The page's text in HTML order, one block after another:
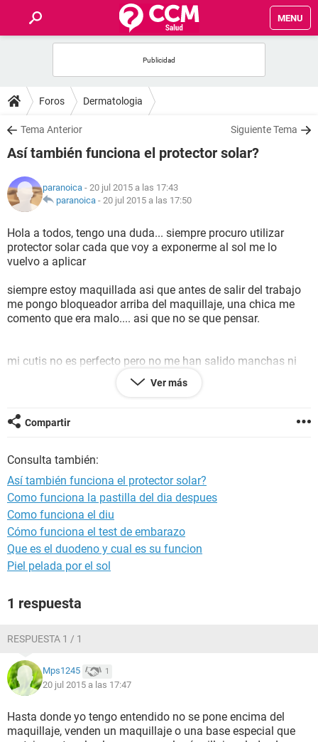
MENU
FOROS
SALUD
NUTRICIÓN
BIENESTAR
GLOSARIO
Foros Dermatologia
Tema Anterior Siguiente Tema
Así también funciona el protector solar?
paranoica - 20 jul 2015 a las 17:43
paranoica - 20 jul 2015 a las 17:50
Hola a todos, tengo una duda... siempre procuro utilizar
protector solar cada que voy a exponerme al sol me lo
vuelvo a aplicar
siempre estoy maquillada asi que antes de salir del trabajo
me pongo bloqueador arriba del maquillaje, una chica me
comento que era malo.... asi que no se que pensar.
mi cutis no es perfecto pero no me han salido manchas ni
nada por el estilo y tengo un buen tiempo haciendo esto
creen que esto esta bien Y/O que me recomiendan
gracias y saludos!
Ver más
Compartir
Consulta también:
Así también funciona el protector solar?
Como funciona la pastilla del dia despues
Como funciona el diu
Cómo funciona el test de embarazo
Que es el duodeno y cual es su funcion
Piel pelada por el sol
1 respuesta
RESPUESTA 1 / 1
Mps1245 1
20 jul 2015 a las 17:47
Hasta donde yo tengo entendido no se pone encima del
maquillaje, venden un maquillaje o una base especial que